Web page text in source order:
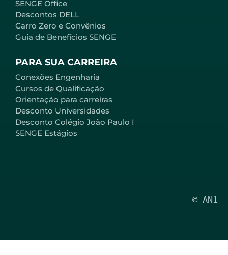
SENGE Office
Descontos DELL
Carro Zero e Convênios
Guia de Benefícios SENGE
PARA SUA CARREIRA
Conexões Engenharia
Cursos de Qualificação
Orientação para carreiras
Desconto Universidades
Desconto Colégio João Paulo I
SENGE Estágios
© AN1